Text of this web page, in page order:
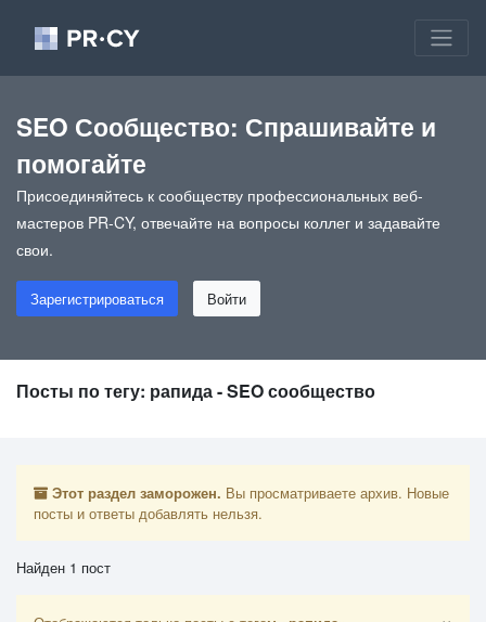
SEO Сообщество: Спрашивайте и
помогайте
Присоединяйтесь к сообществу профессиональных веб-
мастеров PR-CY, отвечайте на вопросы коллег и задавайте
свои.
Зарегистрироваться Войти
Посты по тегу: рапида - SEO сообщество
Этот раздел заморожен. Вы просматриваете архив. Новые
посты и ответы добавлять нельзя.
Найден 1 пост